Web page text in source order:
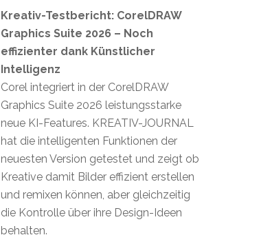
Kreativ-Testbericht: CorelDRAW
Graphics Suite 2026 – Noch
effizienter dank Künstlicher
Intelligenz
Corel integriert in der CorelDRAW
Graphics Suite 2026 leistungsstarke
neue KI-Features. KREATIV-JOURNAL
hat die intelligenten Funktionen der
neuesten Version getestet und zeigt ob
Kreative damit Bilder effizient erstellen
und remixen können, aber gleichzeitig
die Kontrolle über ihre Design-Ideen
behalten.